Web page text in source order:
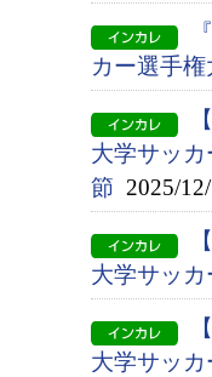
カー選手
大学サッ
節 2025/
大学サッ
大学サッ